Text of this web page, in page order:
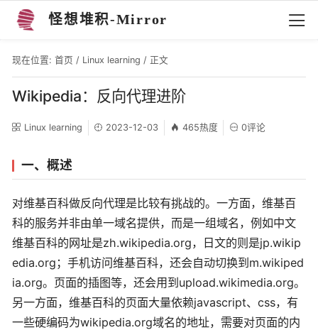
怪想堆积-Mirror
现在位置: 首页 / Linux learning / 正文
Wikipedia：反向代理进阶
Linux learning 2023-12-03 465热度 0评论
一、概述
对维基百科做反向代理是比较有挑战的。一方面，维基百
科的服务并非由单一域名提供，而是一组域名，例如中文
维基百科的网址是zh.wikipedia.org，日文的则是jp.wikip
edia.org；手机访问维基百科，还会自动切换到m.wikiped
ia.org。页面的插图等，还会用到upload.wikimedia.org。
另一方面，维基百科的页面大量依赖javascript、css，有
一些硬编码为wikipedia.org域名的地址，需要对页面的内